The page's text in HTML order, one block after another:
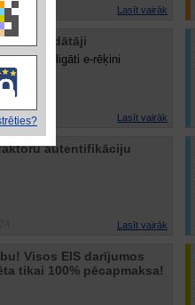
Lasīt vairāk
piegādātāji
gada ir obligāti e-rēķini
Lasīt vairāk
autentifikāciju
Lasīt vairāk
Visos EIS darījumos
tikai 100% pēcapmaksa!